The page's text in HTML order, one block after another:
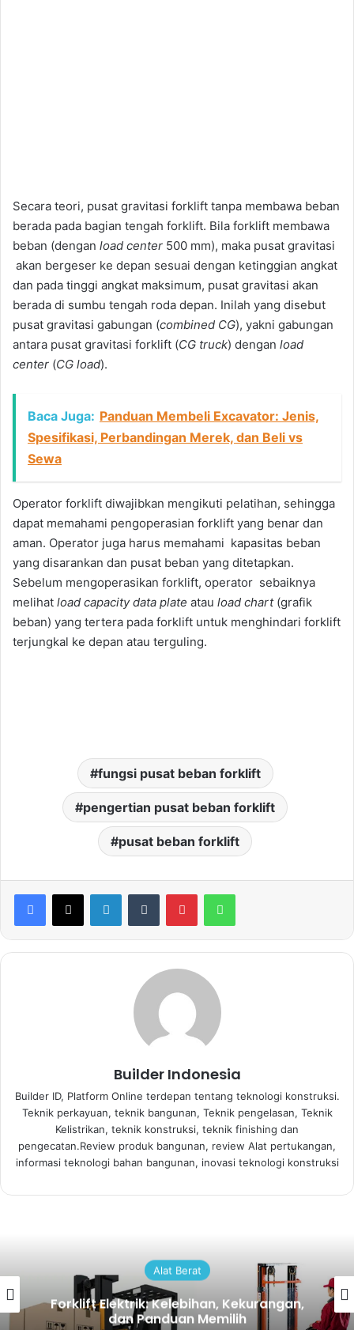
Secara teori, pusat gravitasi forklift tanpa membawa beban
berada pada bagian tengah forklift. Bila forklift membawa
beban (dengan load center 500 mm), maka pusat gravitasi
akan bergeser ke depan sesuai dengan ketinggian angkat
dan pada tinggi angkat maksimum, pusat gravitasi akan
berada di sumbu tengah roda depan. Inilah yang disebut
pusat gravitasi gabungan (combined CG), yakni gabungan
antara pusat gravitasi forklift (CG truck) dengan load
center (CG load).
Baca Juga: Panduan Membeli Excavator: Jenis,
Spesifikasi, Perbandingan Merek, dan Beli vs
Sewa
Operator forklift diwajibkan mengikuti pelatihan, sehingga
dapat memahami pengoperasian forklift yang benar dan
aman. Operator juga harus memahami kapasitas beban
yang disarankan dan pusat beban yang ditetapkan.
Sebelum mengoperasikan forklift, operator sebaiknya
melihat load capacity data plate atau load chart(grafik
beban) yang tertera pada forklift untuk menghindari forklift
terjungkal ke depan atau terguling.
fungsi pusat beban forklift
pengertian pusat beban forklift
pusat beban forklift
LinkedInTumblr PinterestWhatsApp
Builder Indonesia
Builder ID, Platform Online terdepan tentang teknologi konstruksi.
Teknik perkayuan, teknik bangunan, Teknik pengelasan, Teknik
Kelistrikan, teknik konstruksi, teknik finishing dan
pengecatan.Review produk bangunan, review Alat pertukangan,
informasi teknologi bahan bangunan, inovasi teknologi konstruksi
Alat Berat
Forklift Elektrik: Kelebihan, Kekurangan,
dan Panduan Memilih